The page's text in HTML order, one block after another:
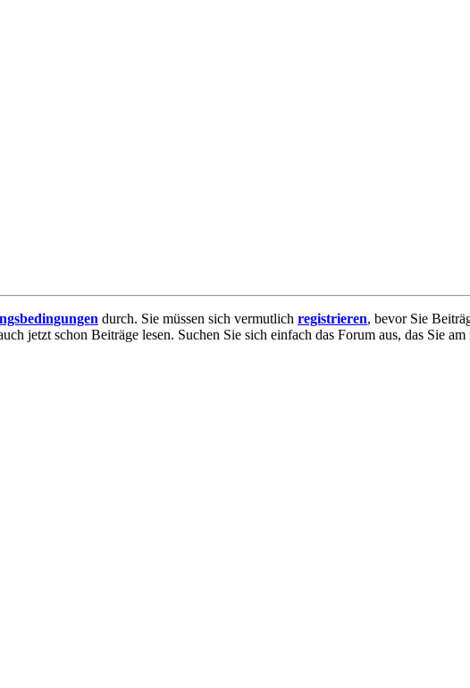
durch. Sie müssen sich vermutlich registrieren, bevor Sie
jetzt schon Beiträge lesen. Suchen Sie sich einfach das Forum aus, das Sie am